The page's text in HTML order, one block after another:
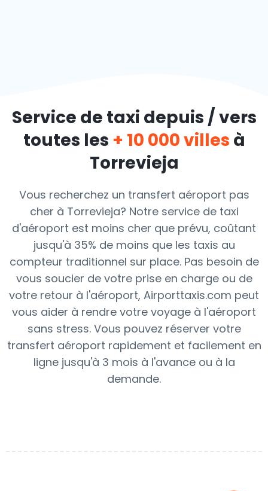
Service de taxi depuis / vers
toutes les + 10 000 villes à
Torrevieja
Vous recherchez un transfert aéroport pas
cher à Torrevieja? Notre service de taxi
d'aéroport est moins cher que prévu, coûtant
jusqu'à 35% de moins que les taxis au
compteur traditionnel sur place. Pas besoin de
vous soucier de votre prise en charge ou de
votre retour à l'aéroport, Airporttaxis.com peut
vous aider à rendre votre voyage à l'aéroport
sans stress. Vous pouvez réserver votre
transfert aéroport rapidement et facilement en
ligne jusqu'à 3 mois à l'avance ou à la
demande.